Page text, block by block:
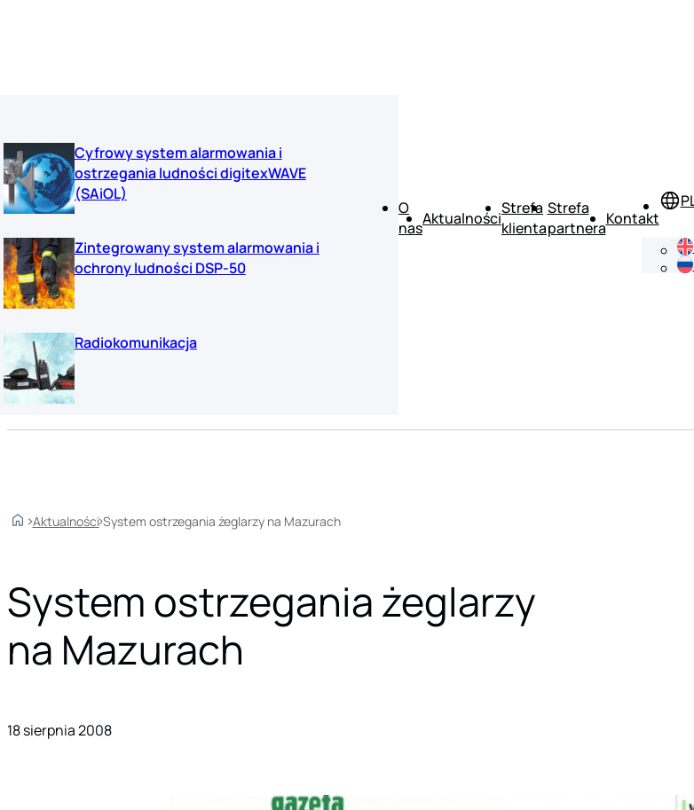
Cyfrowy system alarmowania i
ostrzegania ludności digitexWAVE
(SAiOL)
Zintegrowany system alarmowania i
ochrony ludności DSP-50
Radiokomunikacja
O
nas
Aktualności
Strefa
klienta
Strefa
partnera
Kontakt
Home
Aktualności System ostrzegania żeglarzy na Mazurach
System ostrzegania żeglarzy
na Mazurach
18 sierpnia 2008